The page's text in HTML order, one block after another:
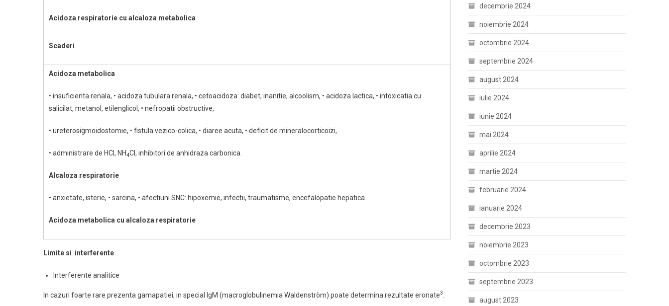
Acidoza respiratorie cu alcaloza metabolica
Scaderi
Acidoza metabolica
• insuficienta renala, • acidoza tubulara renala, • cetoacidoza: diabet, inanitie, alcoolism, • acidoza lactica, • intoxicatia cu
salicilat, metanol, etilenglicol, • nefropatii obstructive,
• ureterosigmoidostomie, • fistula vezico-colica, • diaree acuta, • deficit de mineralocorticoizi,
• administrare de HCl, NH4Cl, inhibitori de anhidraza carbonica.
Alcaloza respiratorie
• anxietate, isterie, • sarcina, • afectiuni SNC: hipoxemie, infectii, traumatisme, encefalopatie hepatica.
Acidoza metabolica cu alcaloza respiratorie
Limite si interferente
Interferente analitice
In cazuri foarte rare prezenta gamapatiei, in special IgM (macroglobulinemia Waldenström) poate determina rezultate eronate3
decembrie 2024
noiembrie 2024
octombrie 2024
septembrie 2024
august 2024
iulie 2024
iunie 2024
mai 2024
aprilie 2024
martie 2024
februarie 2024
ianuarie 2024
decembrie 2023
noiembrie 2023
octombrie 2023
septembrie 2023
august 2023